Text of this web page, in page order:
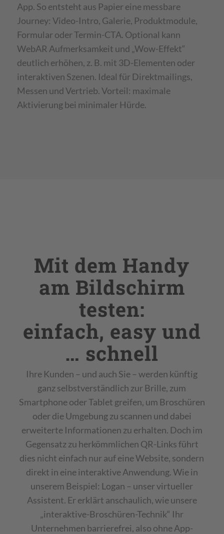
App. So entsteht aus Papier eine messbare
Journey: Video-Intro, Galerie, Produktmodule,
Formular oder Termin-CTA. Optional kann
WebAR Aufmerksamkeit und „Wow-Effekt“
deutlich erhöhen, z. B. mit 3D-Elementen oder
interaktiven Szenen. Ideal für Direktmailings,
Messen und Vertrieb. Vorteil: maximale
Aktivierung bei minimaler Hürde.
Mit dem Handy
am Bildschirm
testen:
einfach, easy und
… schnell
Ihre Kunden – und auch Sie – werden künftig
ganz selbstverständlich zur Brille, zum
Smartphone oder Tablet greifen, um Broschüren
oder die Umgebung zu scannen und dabei
erweiterte Informationen zu erhalten. Doch im
Gegensatz zu herkömmlichen QR-Links führt
dies nicht einfach nur auf eine Website, sondern
direkt in eine interaktive Anwendung. Wie in
unserem Beispiel: Logan – unser virtueller
Assistent. Er erklärt anschaulich, wie unsere
„interaktive-Broschüren-Technik“ Ihr
Unternehmen barrierefrei, also ohne App-